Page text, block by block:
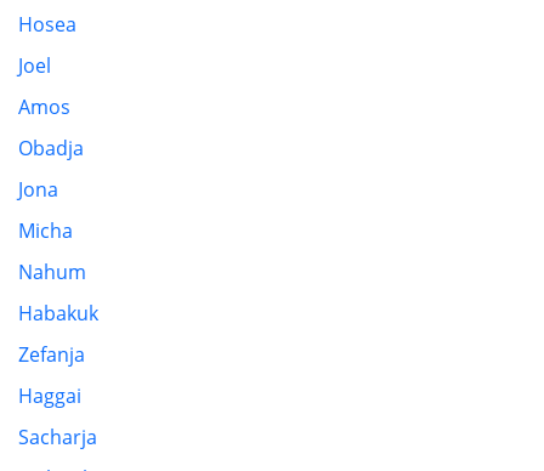
Hosea
Joel
Amos
Obadja
Jona
Micha
Nahum
Habakuk
Zefanja
Haggai
Sacharja